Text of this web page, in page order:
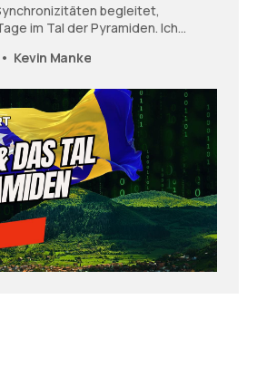
begleitet,
im Tal der Pyramiden. Ich
die dort präsenten Kräfte
Kevin Manke